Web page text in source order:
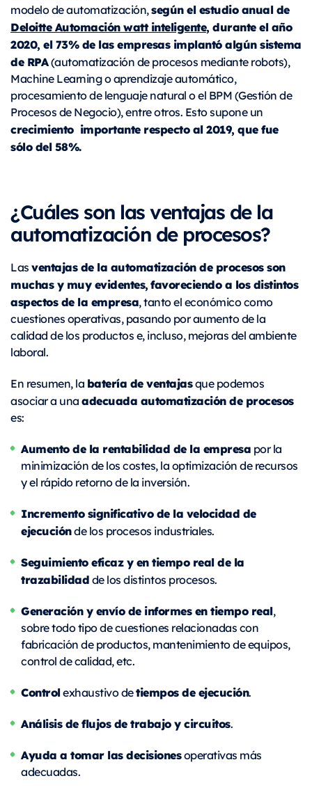
modelo de automatización,según el estudio anual de
Deloitte Automación watt inteligente, durante el año
2020, el 73% de las empresas implantó algún sistema
de RPA(automatización de procesos mediante robots),
Machine Learning o aprendizaje automático,
procesamiento de lenguaje natural o el BPM (Gestión de
Procesos de Negocio), entre otros. Esto supone un
crecimiento importante respecto al 2019, que fue
sólo del 58%.
¿Cuáles son las ventajas de la
automatización de procesos?
Lasventajas de la automatización de procesos son
muchas y muy evidentes,favoreciendo a los distintos
aspectos de la empresa, tanto el económico como
cuestiones operativas, pasando por aumento de la
calidad de los productos e, incluso, mejoras del ambiente
laboral.
En resumen, la batería de ventajasque podemos
asociar a unaadecuada automatización de procesos
es:
Aumento de la rentabilidad de la empresa por la
minimización de los costes, la optimización de recursos
y el rápido retorno de la inversión.
Incremento significativo de la velocidad de
ejecuciónde los procesos industriales.
Seguimiento eficaz y en tiempo real de la
trazabilidadde los distintos procesos.
Generación y envío de informes en tiempo real,
sobre todo tipo de cuestiones relacionadas con
fabricación de productos, mantenimiento de equipos,
control de calidad, etc.
Controlexhaustivo detiempos de ejecución.
Análisis de flujos de trabajo y circuitos.
Ayuda a tomar las decisionesoperativas más
adecuadas.